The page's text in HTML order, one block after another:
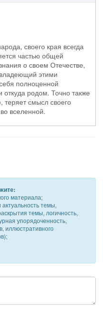
своего края всегда
частью общей
о своем Отечестве,
этими
полноценной
откуда родом. Точно также
смысл своего
вселенной.
материала;
темы,
темы, логичность,
упорядоченность,
иллюстративного